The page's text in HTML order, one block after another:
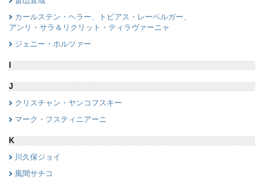
カールステン・ヘラー、トビアス・レーベルガー、
アンリ・サラ＆リクリット・ティラヴァーニャ
ジェニー・ホルツァー
I
J
クリスチャン・ヤンコフスキー
マーク・フスティニアーニ
K
川久保ジョイ
風間サチコ